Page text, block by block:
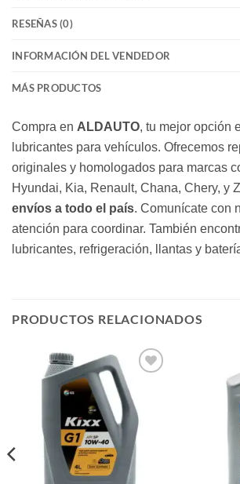
RESEÑAS (0)
INFORMACIÓN DEL VENDEDOR
MÁS PRODUCTOS
Compra en ALDAUTO, tu mejor opción
lubricantes para vehículos. Ofrecemos
originales y homologados para marcas
Hyundai, Kia, Renault, Chana, Chery, y
envíos a todo el país. Comunícate con
atención para coordinar. También
lubricantes, refrigeración, llantas y
PRODUCTOS RELACIONADOS